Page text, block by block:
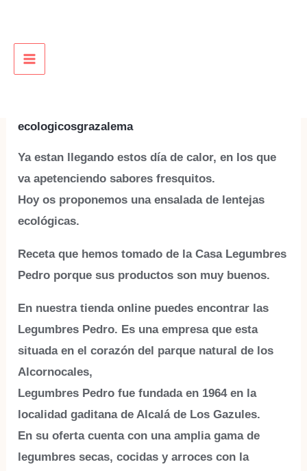
contenido
MAIN
Ensalada fria de lentejas
ecologicosgrazalema
Ya estan llegando estos día de calor, en los que
va apetenciendo sabores fresquitos.
Hoy os proponemos una ensalada de lentejas
ecológicas.
Receta que hemos tomado de la Casa Legumbres
Pedro porque sus productos son muy buenos.
En nuestra tienda online puedes encontrar las
Legumbres Pedro. Es una empresa que esta
situada en el corazón del parque natural de los
Alcornocales,
Legumbres Pedro fue fundada en 1964 en la
localidad gaditana de Alcalá de Los Gazules.
En su oferta cuenta con una amplia gama de
legumbres secas, cocidas y arroces con la